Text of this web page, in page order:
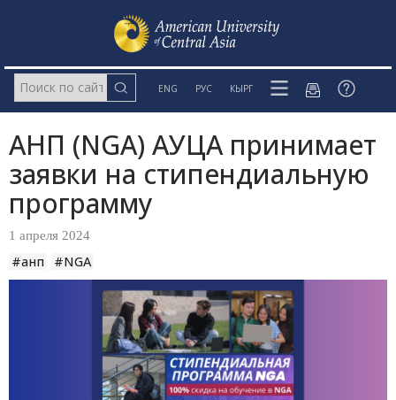
ENG РУС КЫРГ
АНП (NGA) АУЦА принимает
заявки на стипендиальную
программу
1 апреля 2024
#анп #NGA